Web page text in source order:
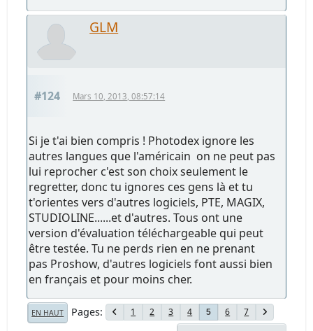
GLM
#124 Mars 10, 2013, 08:57:14
Si je t'ai bien compris ! Photodex ignore les
autres langues que l'américain on ne peut pas
lui reprocher c'est son choix seulement le
regretter, donc tu ignores ces gens là et tu
t'orientes vers d'autres logiciels, PTE, MAGIX,
STUDIOLINE......et d'autres. Tous ont une
version d'évaluation téléchargeable qui peut
être testée. Tu ne perds rien en ne prenant
pas Proshow, d'autres logiciels font aussi bien
en français et pour moins cher.
EN HAUT Pages 1 2 3 4 5 6 7